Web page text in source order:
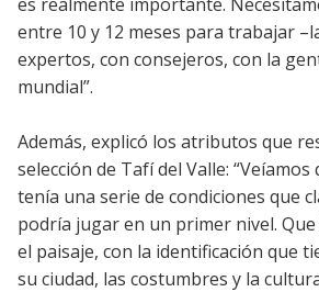
entre 10 y 12 meses para trabajar
expertos, con consejeros, con la
mundial”.
Además, explicó los atributos que
selección de Tafí del Valle:
tenía una serie de condiciones que
podría jugar en un primer nivel.
el paisaje, con la identificación que
su ciudad, las costumbres y la